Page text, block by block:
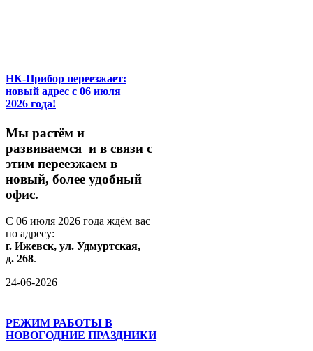
НК-Прибор переезжает:
новый адрес с 06 июля
2026 года!
Мы растём и
развиваемся и в связи с
этим переезжаем в
новый, более удобный
офис.
С 06 июля 2026 года ждём вас
по адресу:
г. Ижевск, ул. Удмуртская,
д. 268.
24-06-2026
РЕЖИМ РАБОТЫ В
НОВОГОДНИЕ ПРАЗДНИКИ